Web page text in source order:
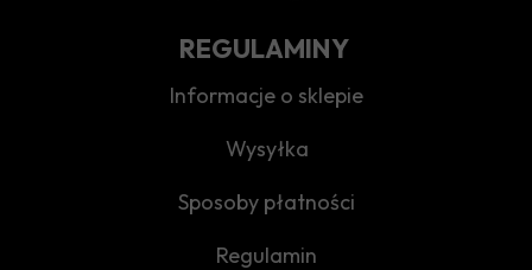
REGULAMINY
Regulamin
Sposoby płatności
Wysyłka
Informacje o sklepie